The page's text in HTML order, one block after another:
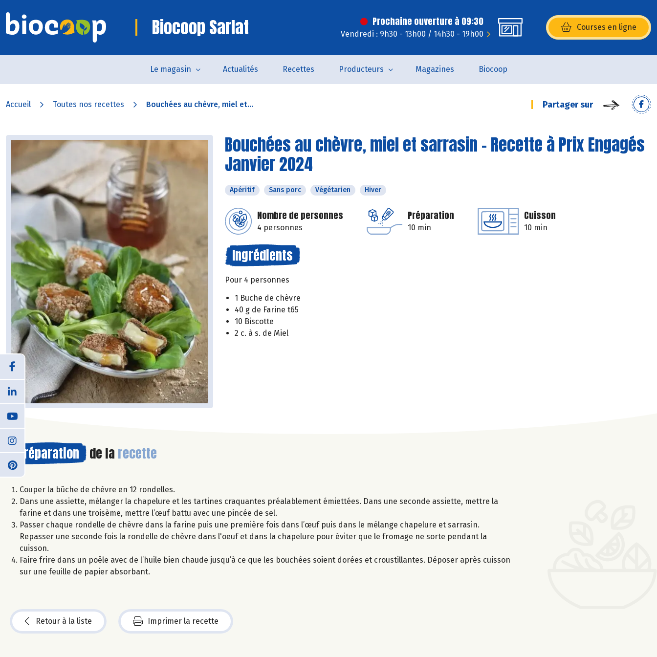
Biocoop Sarlat Prochaine ouverture à 09:30
Vendredi : 9h30 - 13h00 / 14h30 - 19h00
Courses en ligne
(s’ouvre dans une nouvelle
Le magasin Actualités Recettes Producteurs Magazines Biocoop
Accueil Toutes nos recettes Bouchées au chèvre, miel et... Partager sur
Bouchées au chèvre, miel et sarrasin - Recette à Prix Engagés
Janvier 2024
Apéritif Sans porc Végétarien Hiver
Nombre de personnes
4 personnes
Préparation
10 min
Cuisson
10 min
Ingrédients
Pour 4 personnes
1 Buche de chèvre
40 g de Farine t65
10 Biscotte
2 c. à s. de Miel
Préparation de la recette
Couper la bûche de chèvre en 12 rondelles.
Dans une assiette, mélanger la chapelure et les tartines craquantes préalablement émiettées. Dans une seconde assiette, mettre la
farine et dans une troisème, mettre l’œuf battu avec une pincée de sel.
Passer chaque rondelle de chèvre dans la farine puis une première fois dans l’œuf puis dans le mélange chapelure et sarrasin.
Repasser une seconde fois la rondelle de chèvre dans l'oeuf et dans la chapelure pour éviter que le fromage ne sorte pendant la
cuisson.
Faire frire dans un poêle avec de l’huile bien chaude jusqu’à ce que les bouchées soient dorées et croustillantes. Déposer après cuisson
sur une feuille de papier absorbant.
Retour à la liste Imprimer la recette